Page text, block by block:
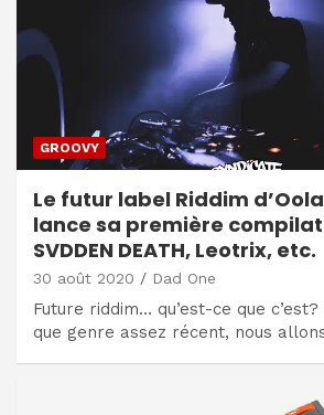
GROOVY
Le futur label Riddim
lance sa première
SVDDEN DEATH, Leotrix, etc.
30 août 2020 Dad One
Future riddim… qu’est-ce que
que genre assez récent, nous